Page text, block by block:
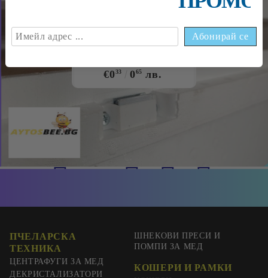
€033 065 лв.
ПЧЕЛАРСКА
ТЕХНИКА
ЦЕНТРАФУГИ ЗА МЕД
ДЕКРИСТАЛИЗАТОРИ
ШНЕКОВИ ПРЕСИ И
ПОМПИ ЗА МЕД
КОШЕРИ И РАМКИ